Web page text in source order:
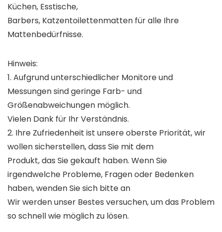
Küchen, Esstische,
Barbers, Katzentoilettenmatten für alle Ihre
Mattenbedürfnisse.
Hinweis:
1. Aufgrund unterschiedlicher Monitore und
Messungen sind geringe Farb- und
Größenabweichungen möglich.
Vielen Dank für Ihr Verständnis.
2. Ihre Zufriedenheit ist unsere oberste Priorität, wir
wollen sicherstellen, dass Sie mit dem
Produkt, das Sie gekauft haben. Wenn Sie
irgendwelche Probleme, Fragen oder Bedenken
haben, wenden Sie sich bitte an
Wir werden unser Bestes versuchen, um das Problem
so schnell wie möglich zu lösen.